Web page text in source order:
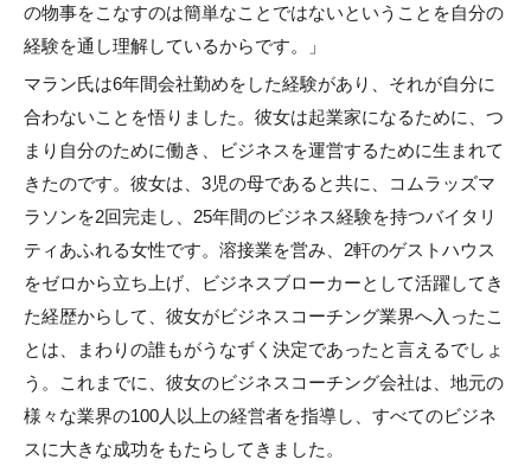
の物事をこなすのは簡単なことではないということを自分の
経験を通し理解しているからです。」
マラン氏は6年間会社勤めをした経験があり、それが自分に
合わないことを悟りました。彼女は起業家になるために、つ
まり自分のために働き、ビジネスを運営するために生まれて
きたのです。彼女は、3児の母であると共に、コムラッズマ
ラソンを2回完走し、25年間のビジネス経験を持つバイタリ
ティあふれる女性です。溶接業を営み、2軒のゲストハウス
をゼロから立ち上げ、ビジネスブローカーとして活躍してき
た経歴からして、彼女がビジネスコーチング業界へ入ったこ
とは、まわりの誰もがうなずく決定であったと言えるでしょ
う。これまでに、彼女のビジネスコーチング会社は、地元の
様々な業界の100人以上の経営者を指導し、すべてのビジネ
スに大きな成功をもたらしてきました。